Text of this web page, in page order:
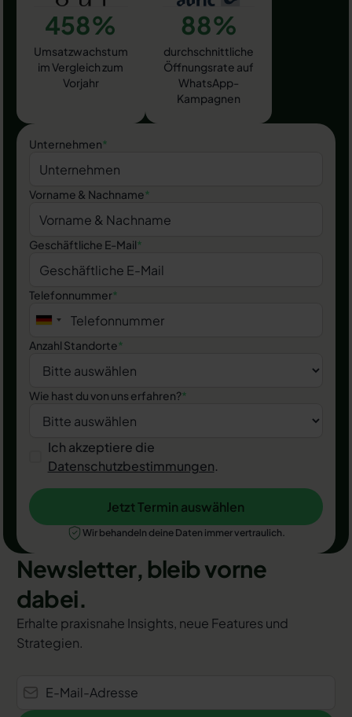
458%
Umsatzwachstum
im Vergleich zum
Vorjahr
88%
durchschnittliche
Öffnungsrate auf
WhatsApp-
Kampagnen
Unternehmen*
Vorname & Nachname*
Geschäftliche E-Mail*
Telefonnummer*
Anzahl Standorte*
Wie hast du von uns erfahren?*
Ich akzeptiere die
Datenschutzbestimmungen.
Jetzt Termin auswählen
Jetzt Termin auswählen
Wir behandeln deine Daten immer vertraulich.
Newsletter, bleib vorne
dabei.
Erhalte praxisnahe Insights, neue Features und
Strategien.